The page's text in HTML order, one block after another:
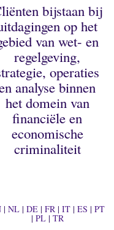
bijstaan bij
op het
van wet- en
regelgeving,
operaties
analyse binnen
het domein van
financiële en
economische
criminaliteit
|NL |DE |FR |IT |ES |PT
| PL| TR